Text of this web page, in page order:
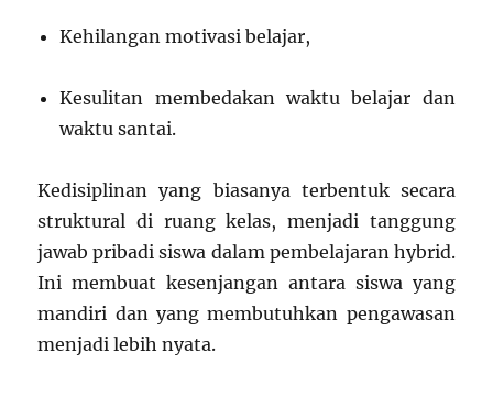
Kehilangan motivasi belajar,
Kesulitan membedakan waktu belajar dan
waktu santai.
Kedisiplinan yang biasanya terbentuk secara
struktural di ruang kelas, menjadi tanggung
jawab pribadi siswa dalam pembelajaran hybrid.
Ini membuat kesenjangan antara siswa yang
mandiri dan yang membutuhkan pengawasan
menjadi lebih nyata.